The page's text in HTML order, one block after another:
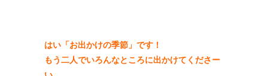
はい「お出かけの季節」です！
もう二人でいろんなところに出かけてくださー